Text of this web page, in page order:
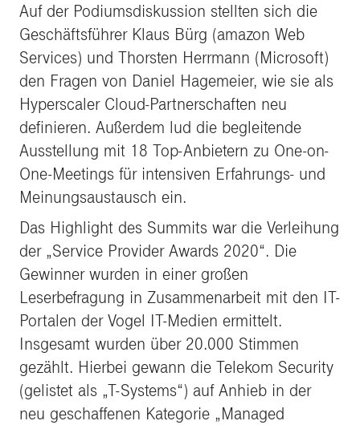
Auf der Podiumsdiskussion stellten sich die
Geschäftsführer Klaus Bürg (amazon Web
Services) und Thorsten Herrmann (Microsoft)
den Fragen von Daniel Hagemeier, wie sie als
Hyperscaler Cloud-Partnerschaften neu
definieren. Außerdem lud die begleitende
Ausstellung mit 18 Top-Anbietern zu One-on-
One-Meetings für intensiven Erfahrungs- und
Meinungsaustausch ein.
Das Highlight des Summits war die Verleihung
der „Service Provider Awards 2020“. Die
Gewinner wurden in einer großen
Leserbefragung in Zusammenarbeit mit den IT-
Portalen der Vogel IT-Medien ermittelt.
Insgesamt wurden über 20.000 Stimmen
gezählt. Hierbei gewann die Telekom Security
(gelistet als „T-Systems“) auf Anhieb in der
neu geschaffenen Kategorie „Managed